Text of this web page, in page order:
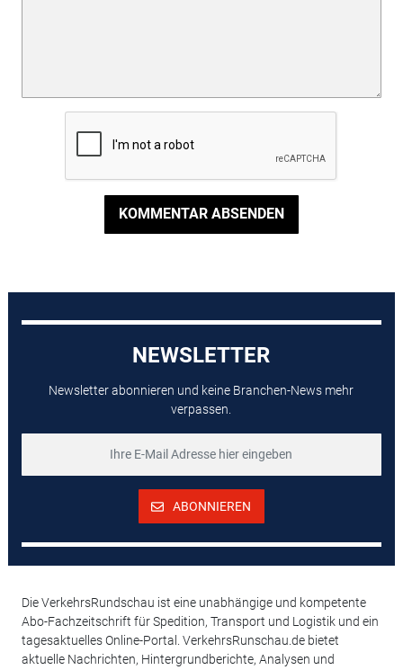
KOMMENTAR ABSENDEN
NEWSLETTER
Newsletter abonnieren und keine Branchen-News mehr
verpassen.
ABONNIEREN
Die VerkehrsRundschau ist eine unabhängige und kompetente
Abo-Fachzeitschrift für Spedition, Transport und Logistik und ein
tagesaktuelles Online-Portal. VerkehrsRunschau.de bietet
aktuelle Nachrichten, Hintergrundberichte, Analysen und